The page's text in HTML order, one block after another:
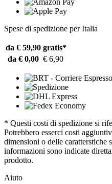
Spese di spedizione per Italia
da € 59,90 gratis*
da € 0,00 € 6,90
* Questi costi di spedizione si
Potrebbero esserci costi
dimensioni o delle caratterstiche
informazioni sono indicate
prodotto.
Aiuto